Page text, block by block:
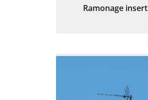
Ramonage insert